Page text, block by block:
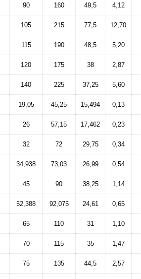
90 160 49,5 4,12
105 215 77,5 12,70
115 190 48,5 5,20
120 175 38 2,87
140 225 37,25 5,60
19,05 45,25 15,494 0,13
26 57,15 17,462 0,23
32 72 29,75 0,34
34,938 73,03 26,99 0,54
45 90 38,25 1,14
52,388 92,075 24,61 0,65
65 110 31 1,10
70 115 35 1,47
75 135 44,5 2,57